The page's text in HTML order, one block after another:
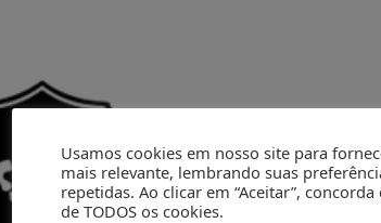
Usamos cookies em nosso site para
mais relevante, lembrando suas
repetidas. Ao clicar em “Aceitar”,
de TODOS os cookies.